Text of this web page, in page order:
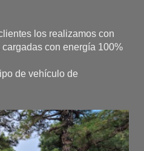
los realizamos con
con energía 100%
de vehículo de